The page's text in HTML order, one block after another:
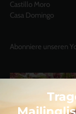
Castillo Moro
Casa Domingo
Abonniere unseren